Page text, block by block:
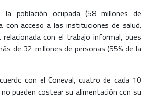
la población ocupada (58 millones de
con acceso a las instituciones de salud.
con el trabajo informal, pues
de 32 millones de personas (55% de la
con el Coneval, cuatro de cada 10
pueden costear su alimentación con su